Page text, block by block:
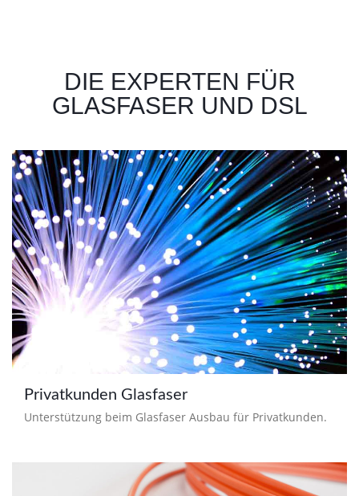
DIE EXPERTEN FÜR
GLASFASER UND DSL
Privatkunden Glasfaser
Unterstützung beim Glasfaser Ausbau für Privatkunden.